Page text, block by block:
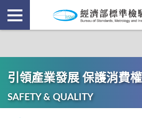
引領產業發展 保護消費
SAFETY & QUALITY